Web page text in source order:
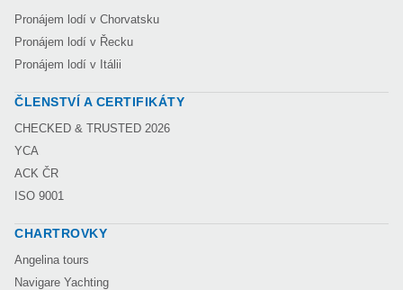
Pronájem lodí v Chorvatsku
Pronájem lodí v Řecku
Pronájem lodí v Itálii
ČLENSTVÍ A CERTIFIKÁTY
CHECKED & TRUSTED 2026
YCA
ACK ČR
ISO 9001
CHARTROVKY
Angelina tours
Navigare Yachting